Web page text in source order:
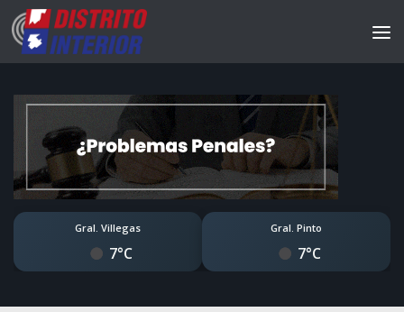
Gral. Villegas
7°C
Gral. Pinto
7°C